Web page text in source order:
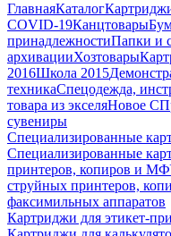
ГлавнаяКаталог
COVID-19Канцтовары
принадлежностиПапки и
архивацииХозтовары
2016Школа 2015
техникаСпецодежда,
товара из экселяНовое С
сувениры
Специализированные
Специализированные
принтеров, копиров и
струйных принтеров,
факсимильных аппаратов
Картриджи для этикет-